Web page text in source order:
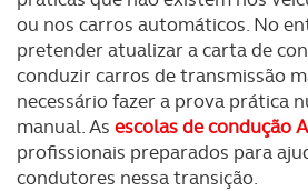
ou nos carros automáticos. No
pretender atualizar a carta de
conduzir carros de transmissão
necessário fazer a prova prática
manual. As escolas de condução
profissionais preparados para
condutores nessa transição.